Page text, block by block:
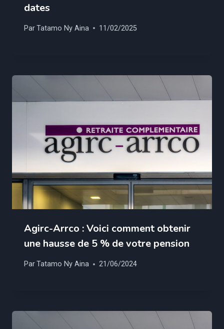
dates
ParTatamo Ny Aina 11/02/2025
Agirc-Arrco : Voici comment obtenir
une hausse de 5 % de votre pension
ParTatamo Ny Aina 21/06/2024